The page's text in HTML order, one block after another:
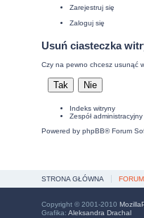
Zarejestruj się
Zaloguj się
Usuń ciasteczka
Czy na pewno chcesz usunąć
Indeks witryny
Zespół administracyjny
Powered by phpBB® Forum
STRONA GŁÓWNA FORUM
Copyright © 2001-2010
Grafika: Aleksandra Drachal